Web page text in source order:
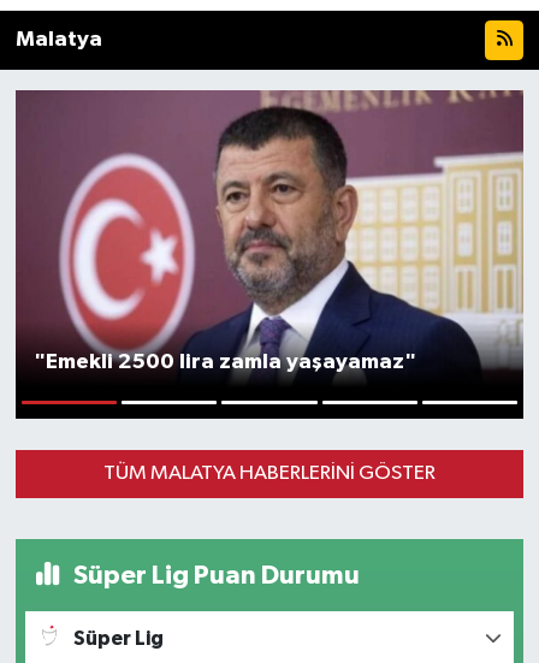
Malatya
"Emekli 2500 lira zamla yaşayamaz"
TÜM MALATYA HABERLERINI GÖSTER
Süper Lig Puan Durumu
Süper Lig
Tüm Manşetler
Son Dakika Haberleri
Haber Arşivi